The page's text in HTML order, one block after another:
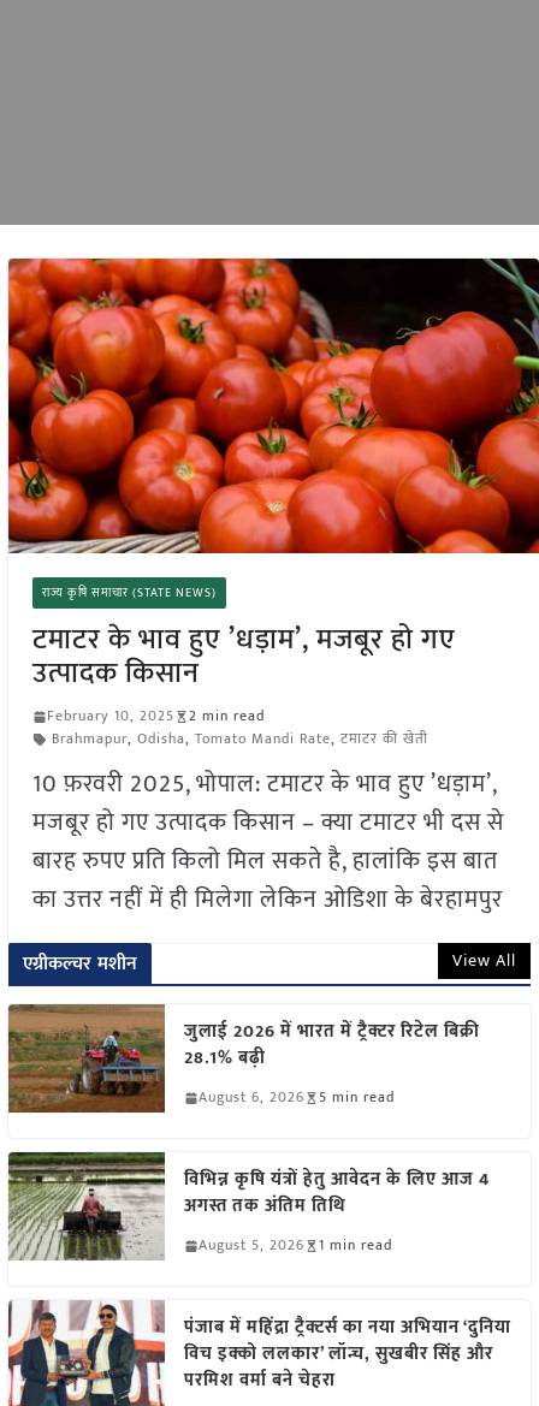
राज्य कृषि समाचार (STATE NEWS)
टमाटर के भाव हुए ’धड़ाम’, मजबूर हो गए
उत्पादक किसान
February 10, 2025
2 min read
Brahmapur, Odisha, Tomato Mandi Rate, टमाटर की खेती
10 फ़रवरी 2025, भोपाल: टमाटर के भाव हुए ’धड़ाम’,
मजबूर हो गए उत्पादक किसान – क्या टमाटर भी दस से
बारह रुपए प्रति किलो मिल सकते है, हालांकि इस बात
का उत्तर नहीं में ही मिलेगा लेकिन ओडिशा के बेरहामपुर
एग्रीकल्चर मशीन View All
जुलाई 2026 में भारत में ट्रैक्टर रिटेल बिक्री
28.1% बढ़ी
August 6, 2026 5 min read
विभिन्न कृषि यंत्रों हेतु आवेदन के लिए आज 4
अगस्त तक अंतिम तिथि
August 5, 2026 1 min read
पंजाब में महिंद्रा ट्रैक्टर्स का नया अभियान ‘दुनिया
विच इक्को ललकार’ लॉन्च, सुखबीर सिंह और
परमिश वर्मा बने चेहरा